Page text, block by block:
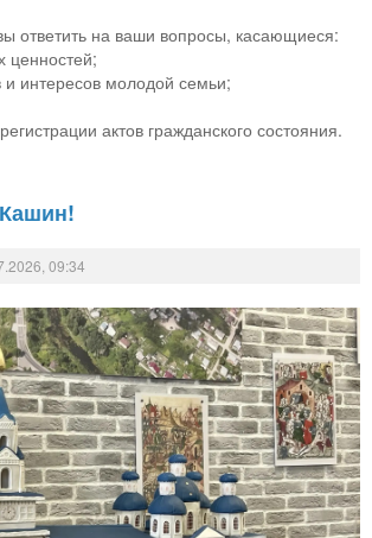
ответить на ваши вопросы, касающиеся:
ценностей;
интересов молодой семьи;
актов гражданского состояния.
09:34